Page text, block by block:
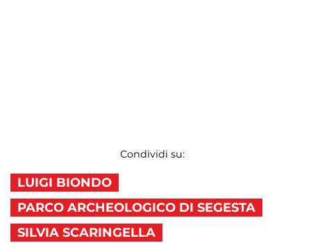
Condividi su:
LUIGI BIONDO
PARCO ARCHEOLOGICO DI SEGESTA
SILVIA SCARINGELLA